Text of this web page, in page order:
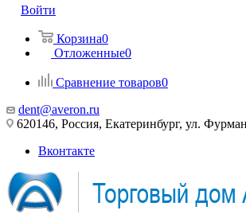
Войти
Корзина0
Отложенные0
Сравнение товаров0
dent@averon.ru
620146, Россия, Екатеринбург, ул.
Вконтакте